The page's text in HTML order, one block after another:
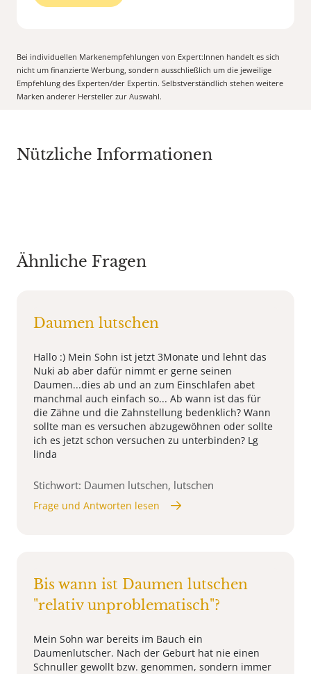
Bei individuellen Markenempfehlungen von Expert:Innen handelt es sich
nicht um finanzierte Werbung, sondern ausschließlich um die jeweilige
Empfehlung des Experten/der Expertin. Selbstverständlich stehen weitere
Marken anderer Hersteller zur Auswahl.
Nützliche Informationen
Ähnliche Fragen
Daumen lutschen
Hallo :) Mein Sohn ist jetzt 3Monate und lehnt das
Nuki ab aber dafür nimmt er gerne seinen
Daumen...dies ab und an zum Einschlafen abet
manchmal auch einfach so... Ab wann ist das für
die Zähne und die Zahnstellung bedenklich? Wann
sollte man es versuchen abzugewöhnen oder sollte
ich es jetzt schon versuchen zu unterbinden? Lg
linda
Stichwort: Daumen lutschen, lutschen
Frage und Antworten lesen
Bis wann ist Daumen lutschen
"relativ unproblematisch"?
Mein Sohn war bereits im Bauch ein
Daumenlutscher. Nach der Geburt hat nie einen
Schnuller gewollt bzw. genommen, sondern immer